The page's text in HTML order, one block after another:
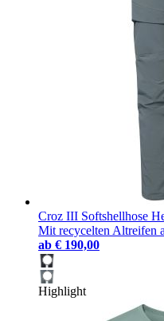
Croz III Softshellhose
Mit recycelten Altreifen
ab € 190,00
Highlight